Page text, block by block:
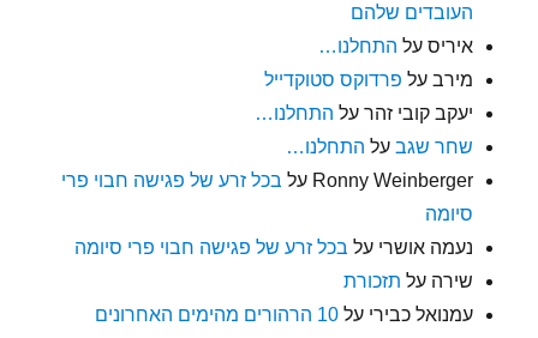
העובדים שלהם
איריס על התחלנו…
מירב על פרדוקס סטוקדייל
יעקב קובי זהר על התחלנו…
שחר שגב על התחלנו…
Ronny Weinberger על בכל זרע של פגישה חבוי פרי
סיומה
נעמה אושרי על בכל זרע של פגישה חבוי פרי סיומה
שירה על תזכורת
עמנואל כבירי על
10 הרהורים מהימים האחרונים